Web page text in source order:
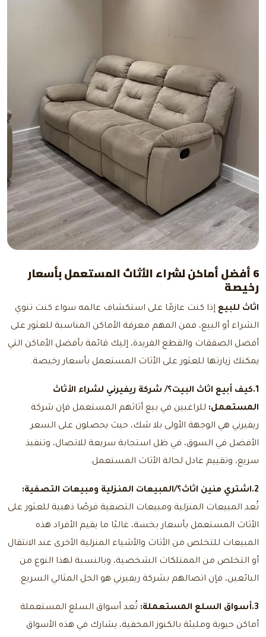
6 أفضل أماكن لشراء الأثاث المستعمل بأسعار
رخيصة
اثاث للبيع إذا كنت عازمًا على استكشاف عالمه سواء كنت تنوي
الشراء أو البيع، فمن المهم معرفة الأماكن المناسبة للعثور على
أفضل الصفقات والقطع الفريدة، إليك قائمة بأفضل الأماكن التي
يمكنك زيارتها للعثور على الأثاث المستعمل بأسعار رخيصة.
1. كيف أبيع اثاث البيت؟/ شركة ريفيرني لشراء الأثاث
المستعمل: للراغبين في بيع أثاثهم المستعمل فإن شركة
ريفيرني هي الوجهة الأولى بلا شك، حيث يحصلون على السعر
الأفضل في السوق، في ظل استجابة سريعة للاتصال، وتنفيذ
سريع، وتقييم عادل لحالة الأثاث المستعمل.
2. اشتري منين اثاث؟/المبيعات المنزلية ومبيعات التصفية:
تُعد المبيعات المنزلية ومبيعات التصفية فرصًا ذهبية للعثور على
الأثاث المستعمل بأسعار بخسة، غالبًا ما يقيم الأفراد هذه
المبيعات للتخلص من الأثاث والأشياء المنزلية الأخرى عند الانتقال
أو التخلص من الممتلكات الشخصية، وبالنسبة لهذا النوع من
البائعين، فإن اتصالهم بشركة ريفيرني هو الحل المثالي السريع.
3.أسواق السلع المستعملة:
تُعد أسواق السلع المستعملة
أماكن حيوية ومليئة بالكنوز المخفية، يشارك في هذه الأسواق